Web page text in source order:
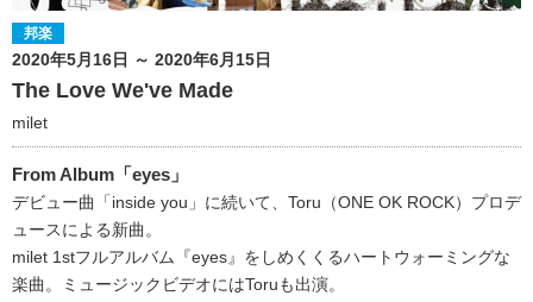
邦楽
2020年5月16日 ～ 2020年6月15日
The Love We've Made
milet
From Album「eyes」
デビュー曲「inside you」に続いて、Toru（ONE OK ROCK）プロデ
ュースによる新曲。
milet 1stフルアルバム『eyes』をしめくくるハートウォーミングな
楽曲。ミュージックビデオにはToruも出演。